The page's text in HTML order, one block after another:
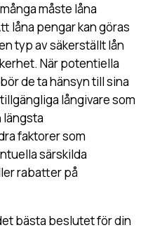
måste låna
låna pengar kan göras
typ av säkerställt lån
När potentiella
de ta hänsyn till sina
långivare som
längsta
faktorer som
särskilda
rabatter på
bästa beslutet för din